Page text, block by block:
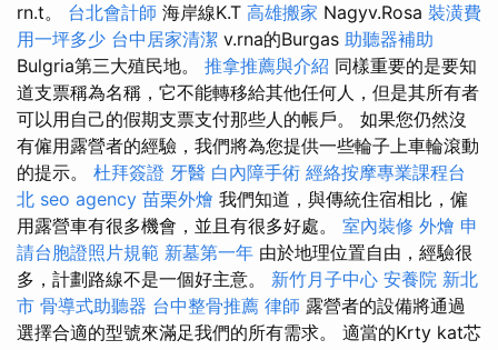
rn.t。 台北會計師 海岸線K.T 高雄搬家 Nagyv.Rosa 裝潢費
用一坪多少 台中居家清潔 v.rna的Burgas 助聽器補助
Bulgria第三大殖民地。 推拿推薦與介紹 同樣重要的是要知
道支票稱為名稱，它不能轉移給其他任何人，但是其所有者
可以用自己的假期支票支付那些人的帳戶。 如果您仍然沒
有僱用露營者的經驗，我們將為您提供一些輪子上車輪滾動
的提示。 杜拜簽證 牙醫 白內障手術 經絡按摩專業課程台
北 seo agency 苗栗外燴 我們知道，與傳統住宿相比，僱
用露營車有很多機會，並且有很多好處。 室內裝修 外燴 申
請台胞證照片規範 新墓第一年 由於地理位置自由，經驗很
多，計劃路線不是一個好主意。 新竹月子中心 安養院 新北
市 骨導式助聽器 台中整骨推薦 律師 露營者的設備將通過
選擇合適的型號來滿足我們的所有需求。 適當的Krty kat芯